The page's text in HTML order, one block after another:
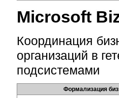
Microsoft
Координация
организаций в
подсистемами
Формализация